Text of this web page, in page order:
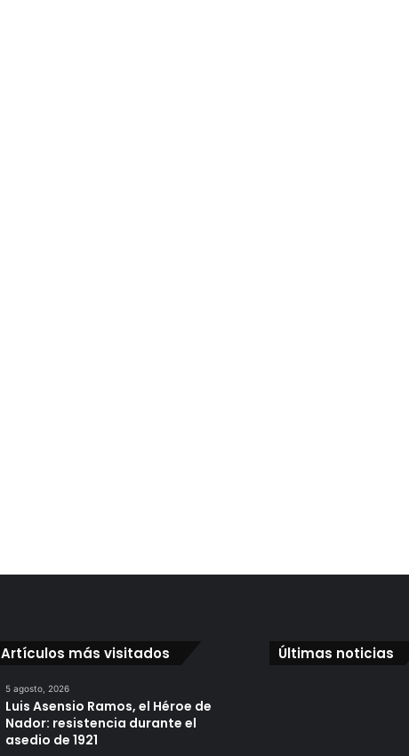
Artículos más visitados
5 agosto, 2026
Luis Asensio Ramos, el Héroe de
Nador: resistencia durante el
asedio de 1921
Últimas noticias